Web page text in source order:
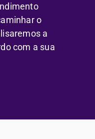
o
a
com a sua